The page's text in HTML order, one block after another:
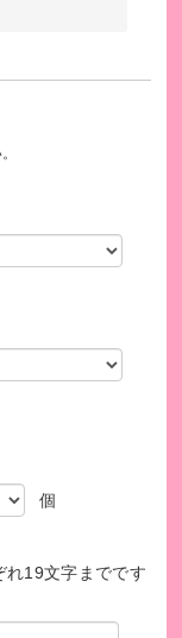
でをお手伝いし
とり時間を過ご
ト継続をしてい
個
19文字までです